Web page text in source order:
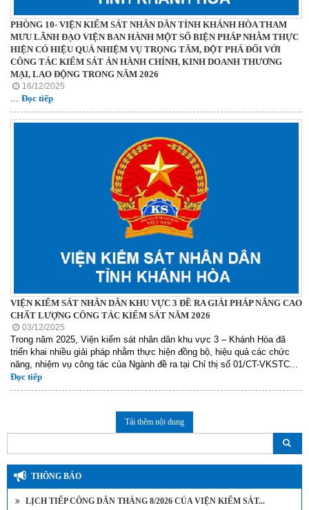
PHÒNG 10- VIỆN KIỂM SÁT NHÂN DÂN TỈNH KHÁNH HÒA THAM
MƯU LÃNH ĐẠO VIỆN BAN HÀNH MỘT SỐ BIỆN PHÁP NHẰM THỰC
HIỆN CÓ HIỆU QUẢ NHIỆM VỤ TRỌNG TÂM, ĐỘT PHÁ ĐỐI VỚI
CÔNG TÁC KIỂM SÁT ÁN HÀNH CHÍNH, KINH DOANH THƯƠNG
MẠI, LAO ĐỘNG TRONG NĂM 2026
16/12/2025
... Đọc tiếp
VIỆN KIỂM SÁT NHÂN DÂN KHU VỰC 3 ĐỀ RA GIẢI PHÁP NÂNG CAO
CHẤT LƯỢNG CÔNG TÁC KIỂM SÁT NĂM 2026
03/12/2025
Trong năm 2025, Viện kiểm sát nhân dân khu vực 3 – Khánh Hòa đã
triển khai nhiều giải pháp nhằm thực hiện đồng bộ, hiệu quả các chức
năng, nhiệm vụ công tác của Ngành đề ra tại Chỉ thị số 01/CT-VKSTC...
Đọc tiếp
Tải thêm nội dung
THÔNG BÁO
LỊCH TIẾP CÔNG DÂN THÁNG 8/2026 CỦA VIỆN KIỂM SÁT...